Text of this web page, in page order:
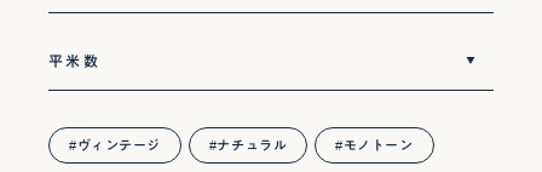
ヴィンテージ ナチュラル モノトーン